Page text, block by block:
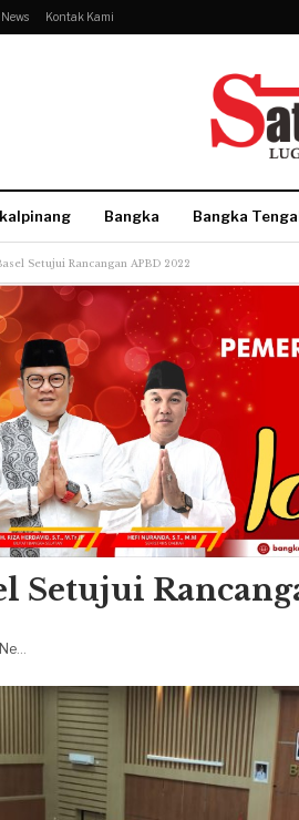
News Kontak Kami
Bangka Bangka
Setujui Rancangan APBD 2022
Setujui